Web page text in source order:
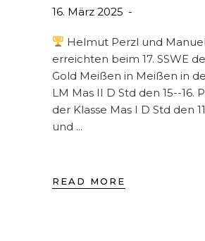
16. März 2025
Helmut Perzl und
erreichten beim 17. SSWE
Gold Meißen in Meißen in
LM Mas II D Std den 15--16.
der Klasse Mas I D Std den
und
READ MORE